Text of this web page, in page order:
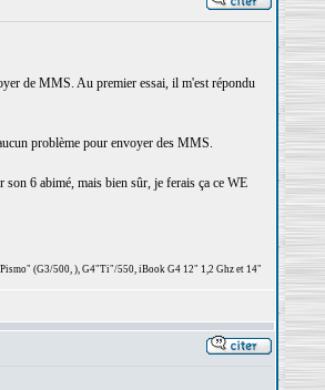
de MMS. Au premier essai, il m'est répondu
problème pour envoyer des MMS.
6 abimé, mais bien sûr, je ferais ça ce WE
(G3/500, ), G4"Ti"/550, iBook G4 12" 1,2 Ghz et 14"